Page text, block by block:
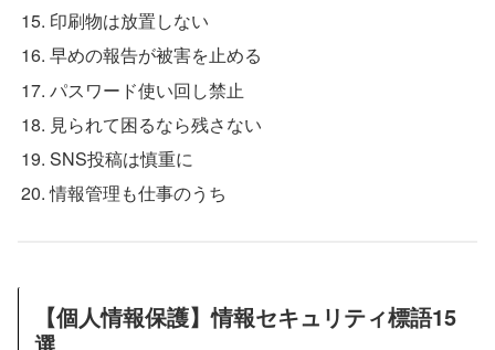
印刷物は放置しない
早めの報告が被害を止める
パスワード使い回し禁止
見られて困るなら残さない
SNS投稿は慎重に
情報管理も仕事のうち
【個人情報保護】情報セキュリティ標語15